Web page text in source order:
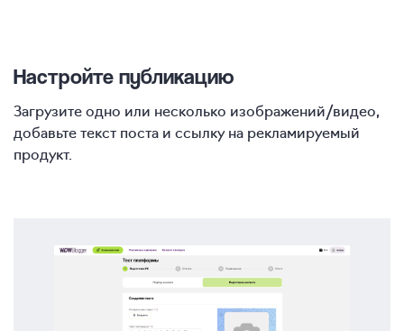
Настройте публикацию
Загрузите одно или несколько изображений/видео,
добавьте текст поста и ссылку на рекламируемый
продукт.